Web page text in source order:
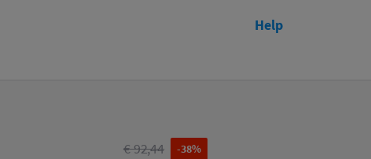
Help
€ 92,44 -38%